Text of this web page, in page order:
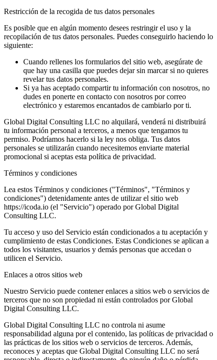
Restricción de la recogida de tus datos personales
Es posible que en algún momento desees restringir el uso y la
recopilación de tus datos personales. Puedes conseguirlo haciendo lo
siguiente:
Cuando rellenes los formularios del sitio web, asegúrate de
que hay una casilla que puedes dejar sin marcar si no quieres
revelar tus datos personales.
Si ya has aceptado compartir tu información con nosotros, no
dudes en ponerte en contacto con nosotros por correo
electrónico y estaremos encantados de cambiarlo por ti.
Global Digital Consulting LLC no alquilará, venderá ni distribuirá
tu información personal a terceros, a menos que tengamos tu
permiso. Podríamos hacerlo si la ley nos obliga. Tus datos
personales se utilizarán cuando necesitemos enviarte material
promocional si aceptas esta política de privacidad.
Términos y condiciones
Lea estos Términos y condiciones ("Términos", "Términos y
condiciones") detenidamente antes de utilizar el sitio web
https://icoda.io (el "Servicio") operado por Global Digital
Consulting LLC.
Tu acceso y uso del Servicio están condicionados a tu aceptación y
cumplimiento de estas Condiciones. Estas Condiciones se aplican a
todos los visitantes, usuarios y demás personas que accedan o
utilicen el Servicio.
Enlaces a otros sitios web
Nuestro Servicio puede contener enlaces a sitios web o servicios de
terceros que no son propiedad ni están controlados por Global
Digital Consulting LLC.
Global Digital Consulting LLC no controla ni asume
responsabilidad alguna por el contenido, las políticas de privacidad o
las prácticas de los sitios web o servicios de terceros. Además,
reconoces y aceptas que Global Digital Consulting LLC no será